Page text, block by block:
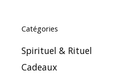
Catégories
Spirituel & Rituel
Cadeaux